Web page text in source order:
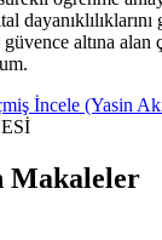
altına alan
İncele (Yasin
Makaleler